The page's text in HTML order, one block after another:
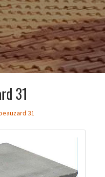
31
31